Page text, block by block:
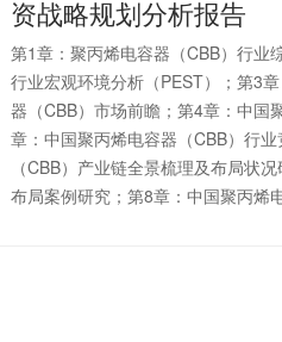
资战略规划分析报告
第1章：聚丙烯电容器（CBB）行业
行业宏观环境分析（PEST）；第3
器（CBB）市场前瞻；第4章：中国
章：中国聚丙烯电容器（CBB）行
（CBB）产业链全景梳理及布局状
布局案例研究；第8章：中国聚丙烯